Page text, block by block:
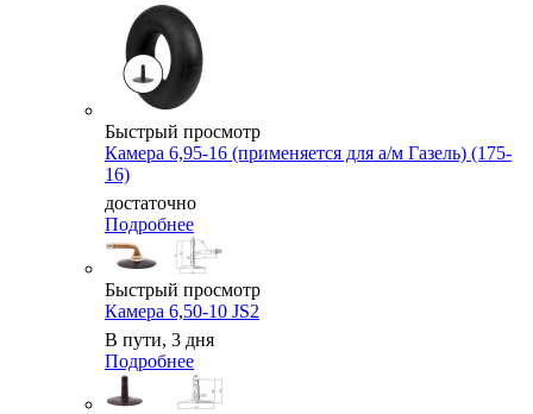
Быстрый просмотр
Камера 6,95-16 (применяется для а/м Газель) (175-
16)
достаточно
Подробнее
Быстрый просмотр
Камера 6,50-10 JS2
В пути, 3 дня
Подробнее